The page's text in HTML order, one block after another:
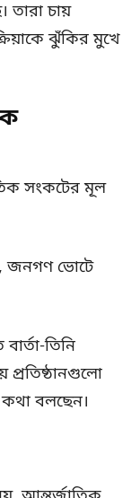
তারা চায়
ঝুঁকির মুখে
সংকটের মূল
জনগণ ভোটে
তিনি
প্রতিষ্ঠানগুলো
কথা বলছেন।